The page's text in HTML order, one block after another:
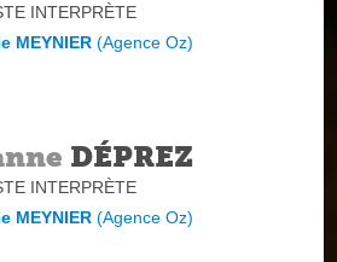
INTERPRÈTE
MEYNIER(Agence Oz)
DÉPREZ
INTERPRÈTE
MEYNIER(Agence Oz)